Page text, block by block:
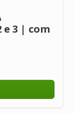
e 3 | com